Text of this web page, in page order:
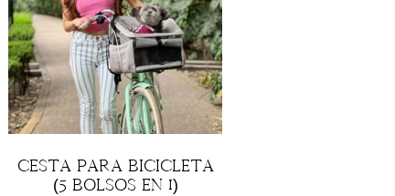
CESTA PARA BICICLETA
(5 BOLSOS EN 1)